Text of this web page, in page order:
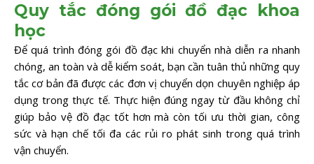
Quy tắc đóng gói đồ đạc khoa
học
Để quá trình đóng gói đồ đạc khi chuyển nhà diễn ra nhanh
chóng, an toàn và dễ kiểm soát, bạn cần tuân thủ những quy
tắc cơ bản đã được các đơn vị chuyển dọn chuyên nghiệp áp
dụng trong thực tế. Thực hiện đúng ngay từ đầu không chỉ
giúp bảo vệ đồ đạc tốt hơn mà còn tối ưu thời gian, công
sức và hạn chế tối đa các rủi ro phát sinh trong quá trình
vận chuyển.